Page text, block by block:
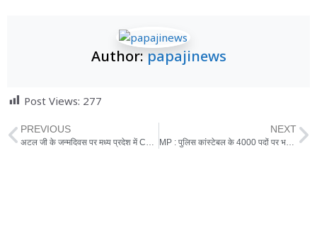
Author:papajinews
Post Views: 277
PREVIOUS
अटल जी के जन्मदिवस पर मध्य प्रदेश में CM सिटीजन केयर योजना शुरू
NEXT
MP : पुलिस कांस्टेबल के 4000 पदों पर भर्ती शुरू, आवेदन 07 जनवरी तक